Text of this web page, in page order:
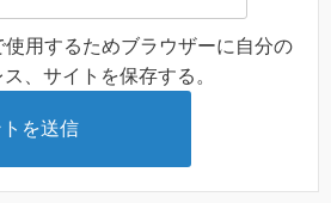
使用するためブラウザーに自分の
、サイトを保存する。